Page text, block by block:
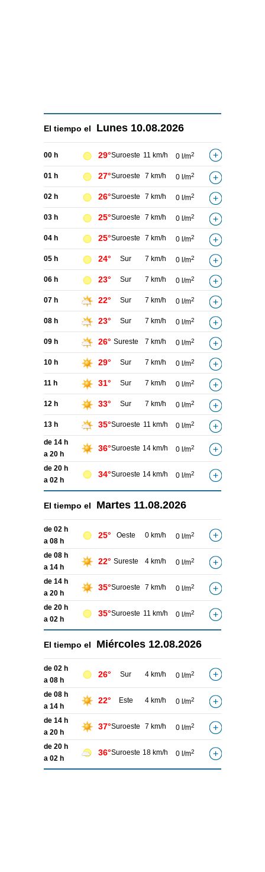
El tiempo el Lunes 10.08.2026
00 h 29°Suroeste 11 km/h 0 l/m2
01 h 27°Suroeste 7 km/h 0 l/m2
02 h 26°Suroeste 7 km/h 0 l/m2
03 h 25°Suroeste 7 km/h 0 l/m2
04 h 25°Suroeste 7 km/h 0 l/m2
05 h 24° Sur 7 km/h 0 l/m2
06 h 23° Sur 7 km/h 0 l/m2
07 h 22° Sur 7 km/h 0 l/m2
08 h 23° Sur 7 km/h 0 l/m2
09 h 26° Sureste 7 km/h 0 l/m2
10 h 29° Sur 7 km/h 0 l/m2
11 h 31° Sur 7 km/h 0 l/m2
12 h 33° Sur 7 km/h 0 l/m2
13 h 35°Suroeste 11 km/h 0 l/m2
de 14 h
a 20 h
36°Suroeste 14 km/h 0 l/m2
de 20 h
a 02 h
34°Suroeste 14 km/h 0 l/m2
El tiempo el Martes 11.08.2026
de 02 h
a 08 h
25° Oeste 0 km/h 0 l/m2
de 08 h
a 14 h
22° Sureste 4 km/h 0 l/m2
de 14 h
a 20 h
35°Suroeste 7 km/h 0 l/m2
de 20 h
a 02 h
35°Suroeste 11 km/h 0 l/m2
El tiempo el Miércoles 12.08.2026
de 02 h
a 08 h
26° Sur 4 km/h 0 l/m2
de 08 h
a 14 h
22° Este 4 km/h 0 l/m2
de 14 h
a 20 h
37°Suroeste 7 km/h 0 l/m2
de 20 h
a 02 h
36°Suroeste 18 km/h 0 l/m2